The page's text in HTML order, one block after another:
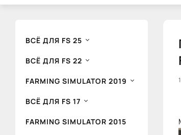
ВСЁ ДЛЯ FS 25
ВСЁ ДЛЯ FS 22
FARMING SIMULATOR 2019
ВСЁ ДЛЯ FS 17
FARMING SIMULATOR 2015